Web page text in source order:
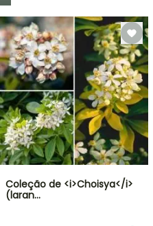
Coleção de <i>Choisya</i>
(laran…